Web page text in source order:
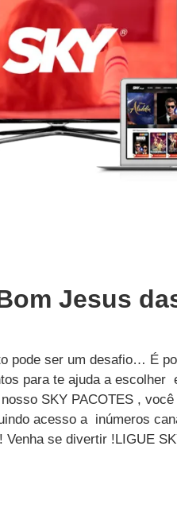
Jesus
pode ser um desafio… É
para te ajuda a escolher
SKY PACOTES ,
acesso a inúmeros
se divertir !LIGUE